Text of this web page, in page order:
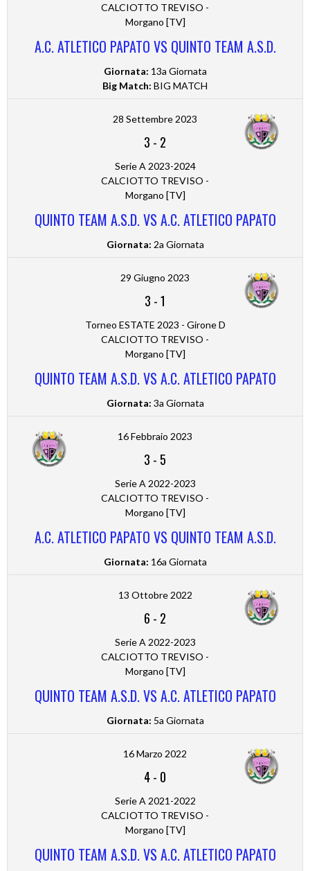
CALCIOTTO TREVISO -
Morgano [TV]
A.C. ATLETICO PAPATO VS QUINTO TEAM A.S.D.
Giornata: 13a Giornata
Big Match: BIG MATCH
28 Settembre 2023
3 - 2
Serie A 2023-2024
CALCIOTTO TREVISO -
Morgano [TV]
QUINTO TEAM A.S.D. VS A.C. ATLETICO PAPATO
Giornata: 2a Giornata
29 Giugno 2023
3 -1
Torneo ESTATE 2023 - Girone D
CALCIOTTO TREVISO -
Morgano [TV]
QUINTO TEAM A.S.D. VS A.C. ATLETICO PAPATO
Giornata: 3a Giornata
16 Febbraio 2023
3 - 5
Serie A 2022-2023
CALCIOTTO TREVISO -
Morgano [TV]
A.C. ATLETICO PAPATO VS QUINTO TEAM A.S.D.
Giornata: 16a Giornata
13 Ottobre 2022
6 - 2
Serie A 2022-2023
CALCIOTTO TREVISO -
Morgano [TV]
QUINTO TEAM A.S.D. VS A.C. ATLETICO PAPATO
Giornata: 5a Giornata
16 Marzo 2022
4- 0
Serie A 2021-2022
CALCIOTTO TREVISO -
Morgano [TV]
QUINTO TEAM A.S.D. VS A.C. ATLETICO PAPATO